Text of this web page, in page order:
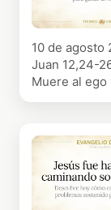
10 de agosto
Juan 12,24-
Muere al